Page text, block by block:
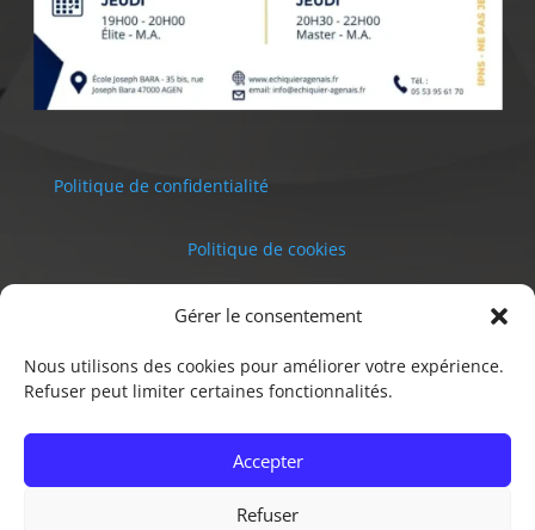
Gérer le consentement
Nous utilisons des cookies pour améliorer votre expérience.
Refuser peut limiter certaines fonctionnalités.
Accepter
Refuser
Politique de confidentialité
Politique de cookies
Mentions légales
Site web conçu parAlbertNet
© 2026 ECHIQUIER AGENAIS